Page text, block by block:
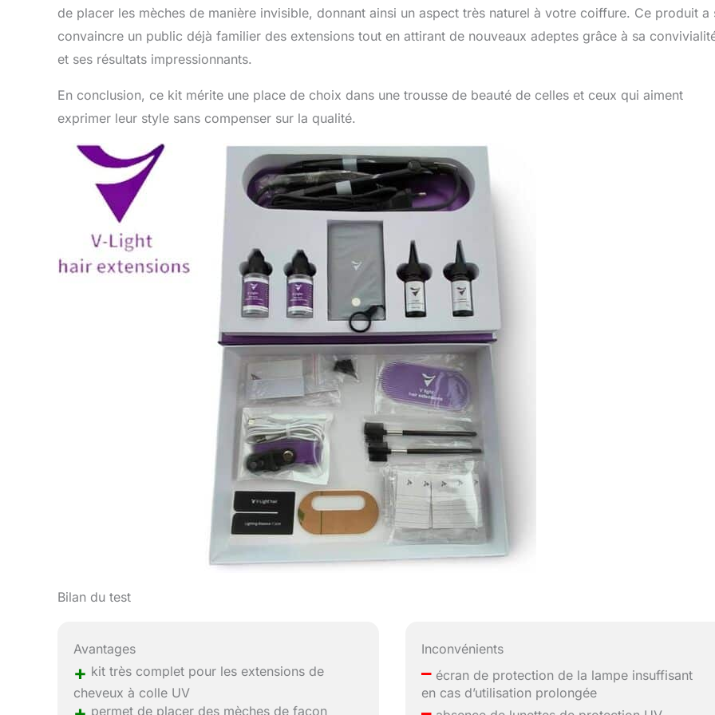
de placer les mèches de manière invisible, donnant ainsi un aspect très naturel à votre coiffure. Ce produit a
convaincre un public déjà familier des extensions tout en attirant de nouveaux adeptes grâce à sa
et ses résultats impressionnants.
En conclusion, ce kit mérite une place de choix dans une trousse de beauté de celles et ceux qui aiment
exprimer leur style sans compenser sur la qualité.
Bilan du test
Avantages
+ kit très complet pour les extensions de
cheveux à colle UV
permet de placer des mèches de façon
Inconvénients
– écran de protection de la lampe insuffisant
en cas d’utilisation prolongée